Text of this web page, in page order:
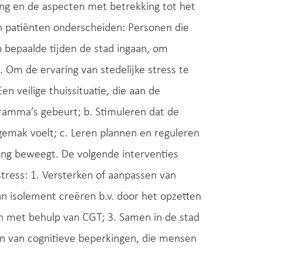
en de aspecten met betrekking tot het
onderscheiden: Personen die
tijden de stad ingaan, om
de ervaring van stedelijke stress te
veilige thuissituatie, die aan de
gebeurt; b. Stimuleren dat de
voelt; c. Leren plannen en reguleren
beweegt. De volgende interventies
1. Versterken of aanpassen van
isolement creëren b.v. door het opzetten
behulp van CGT; 3. Samen in de stad
van cognitieve beperkingen, die mensen